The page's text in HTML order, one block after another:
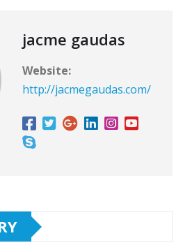
jacme gaudas
Website:
http://jacmegaudas.com/